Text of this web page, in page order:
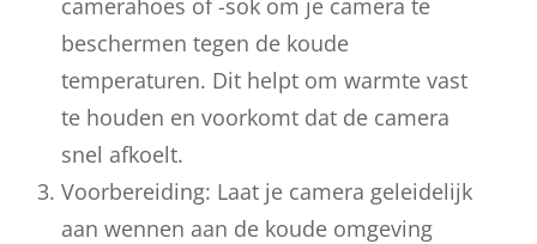
beschermen tegen de koude
temperaturen. Dit helpt om warmte vast
te houden en voorkomt dat de camera
snel afkoelt.
Voorbereiding: Laat je camera geleidelijk
aan wennen aan de koude omgeving